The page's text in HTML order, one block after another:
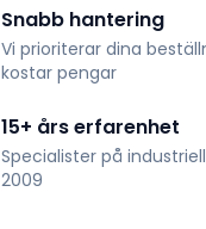
Snabb hantering
Vi prioriterar dina
kostar pengar
15+ års erfarenhet
Specialister på
2009